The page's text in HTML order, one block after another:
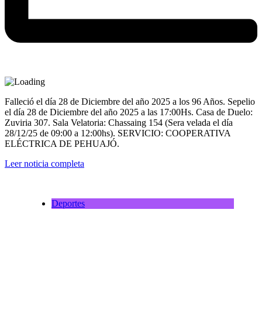
Falleció el día 28 de Diciembre del año 2025 a los 96 Años. Sepelio
el día 28 de Diciembre del año 2025 a las 17:00Hs. Casa de Duelo:
Zuviria 307. Sala Velatoria: Chassaing 154 (Sera velada el día
28/12/25 de 09:00 a 12:00hs). SERVICIO: COOPERATIVA
ELÉCTRICA DE PEHUAJÓ.
Leer noticia completa
Deportes